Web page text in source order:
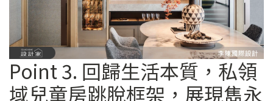
Point 3. 回歸生活本質，私領
域兒童房跳脫框架，展現雋永